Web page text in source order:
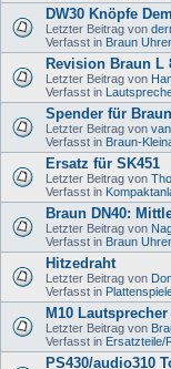
DW30 Knöpfe
Letzter Beitrag von
Verfasst in Braun
Revision Braun L
Letzter Beitrag von
Verfasst in
Spender für
Letzter Beitrag von
Verfasst in Braun-
Ersatz für SK451
Letzter Beitrag von
Verfasst in
Braun DN40:
Letzter Beitrag von
Verfasst in Braun
Hitzedraht
Letzter Beitrag von
Verfasst in
M10
Letzter Beitrag von
Verfasst in Ersatzteile/
PS430/audio310